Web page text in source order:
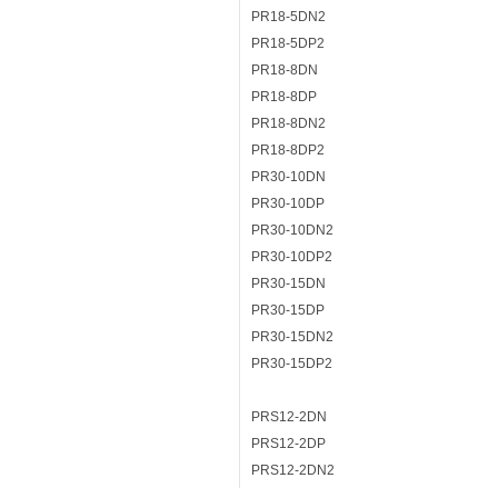
PR18-5DN2
PR18-5DP2
PR18-8DN
PR18-8DP
PR18-8DN2
PR18-8DP2
PR30-10DN
PR30-10DP
PR30-10DN2
PR30-10DP2
PR30-15DN
PR30-15DP
PR30-15DN2
PR30-15DP2
PRS12-2DN
PRS12-2DP
PRS12-2DN2